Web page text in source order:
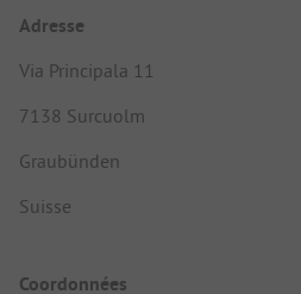
Adresse
Via Principala 11
7138 Surcuolm
Graubünden
Suisse
Coordonnées